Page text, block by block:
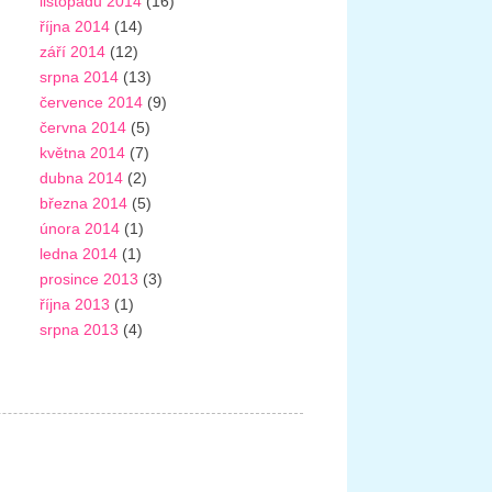
října 2014 (14)
září 2014 (12)
srpna 2014 (13)
července 2014 (9)
června 2014 (5)
května 2014 (7)
dubna 2014 (2)
března 2014 (5)
února 2014 (1)
ledna 2014 (1)
prosince 2013 (3)
října 2013 (1)
srpna 2013 (4)